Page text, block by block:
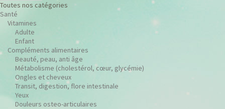
Toutes nos catégories
Santé
Vitamines
Adulte
Enfant
Compléments alimentaires
Beauté, peau, anti âge
Métabolisme (cholestérol, cœur, glycémie)
Ongles et cheveux
Transit, digestion, flore intestinale
Yeux
Douleurs osteo-articulaires